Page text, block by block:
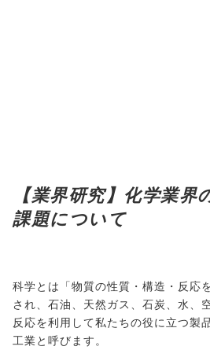
【業界研究】化学業界
課題について
科学とは「物質の性質・構造・反応
され、石油、天然ガス、石炭、水、
反応を利用して私たちの役に立つ製
工業と呼びます。